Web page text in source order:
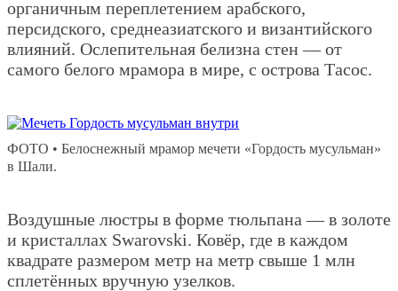
органичным переплетением арабского,
персидского, среднеазиатского и византийского
влияний. Ослепительная белизна стен — от
самого белого мрамора в мире, с острова Тасос.
ФОТО • Белоснежный мрамор мечети «Гордость мусульман»
в Шали.
Воздушные люстры в форме тюльпана — в золоте
и кристаллах Swarovski. Ковёр, где в каждом
квадрате размером метр на метр свыше 1 млн
сплетённых вручную узелков.